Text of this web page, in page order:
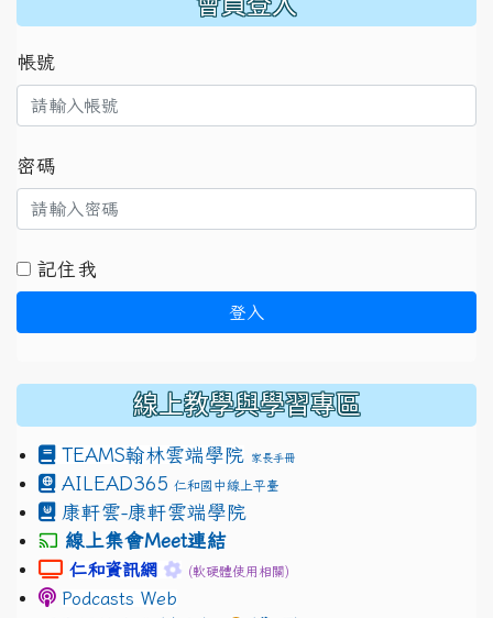
帳號
密碼
記住我
登入
線上教學與學習專區
TEAMS翰林雲端學院 家長手冊
AILEAD365 仁和國中線上平臺
康軒雲-康軒雲端學院
線上集會Meet連結
link to https://sites.google.com/
仁和資訊網 link to https://sites.google.com/
(軟硬體使用相關)
Podcasts Web